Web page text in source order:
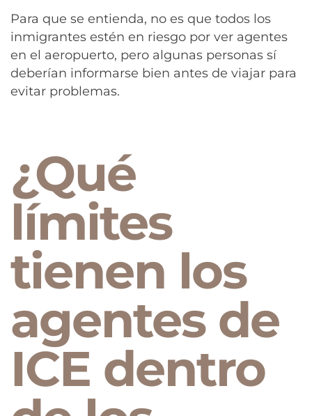
Para que se entienda, no es que todos los
inmigrantes estén en riesgo por ver agentes
en el aeropuerto, pero algunas personas sí
deberían informarse bien antes de viajar para
evitar problemas.
¿Qué
límites
tienen los
agentes de
ICE dentro